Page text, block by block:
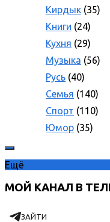
Кирдык (35)
Книги (24)
Кухня (29)
Музыка (56)
Русь (40)
Семья (140)
Спорт (110)
Юмор (35)
Ещё
МОЙ КАНАЛ В
ЗАЙТИ